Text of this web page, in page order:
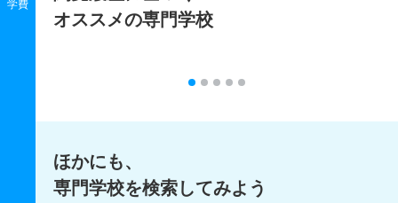
学費
オススメの専門学校
ほかにも、
専門学校を検索してみよう